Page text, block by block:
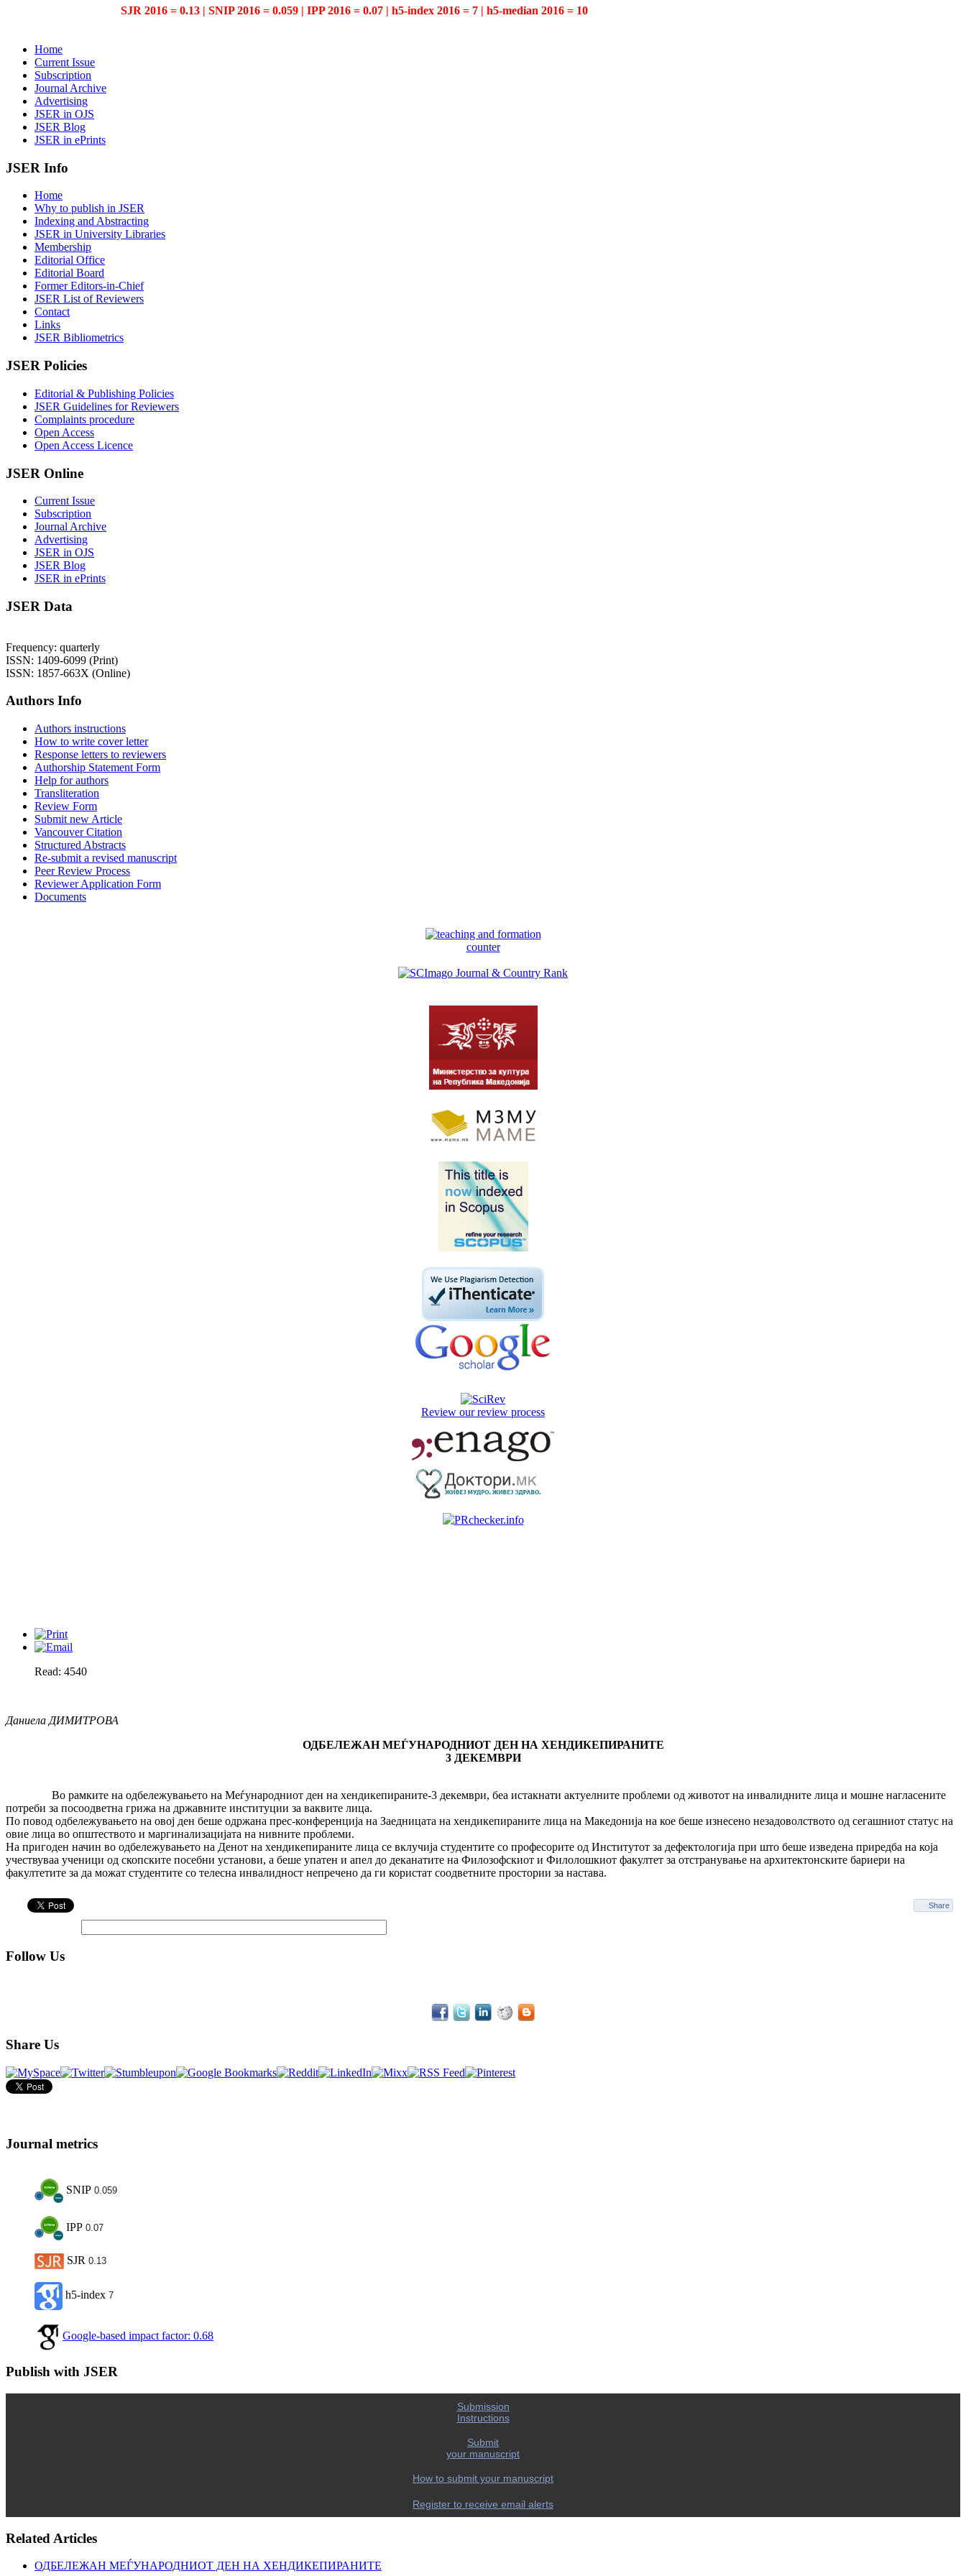
SJR 2016 = 0.13 | SNIP 2016 = 0.059 | IPP 2016 = 0.07 | h5-index 2016 = 7 | h5-median 2016 = 10
Home
Current Issue
Subscription
Journal Archive
Advertising
JSER in OJS
JSER Blog
JSER in ePrints
JSER Info
Home
Why to publish in JSER
Indexing and Abstracting
JSER in University Libraries
Membership
Editorial Office
Editorial Board
Former Editors-in-Chief
JSER List of Reviewers
Contact
Links
JSER Bibliometrics
JSER Policies
Editorial & Publishing Policies
JSER Guidelines for Reviewers
Complaints procedure
Open Access
Open Access Licence
JSER Online
Current Issue
Subscription
Journal Archive
Advertising
JSER in OJS
JSER Blog
JSER in ePrints
JSER Data
Frequency: quarterly
ISSN: 1409-6099 (Print)
ISSN: 1857-663X (Online)
Authors Info
Authors instructions
How to write cover letter
Response letters to reviewers
Authorship Statement Form
Help for authors
Transliteration
Review Form
Submit new Article
Vancouver Citation
Structured Abstracts
Re-submit a revised manuscript
Peer Review Process
Reviewer Application Form
Documents
counter
Review our review process
Read: 4540
Даниела ДИМИТРОВА
ОДБЕЛЕЖАН МЕЃУНАРОДНИОТ ДЕН НА ХЕНДИКЕПИРАНИТЕ
3 ДЕКЕМВРИ
Во рамките на одбележувањето на Меѓународниот ден на хендикепираните-3 декември, беа истакнати актуелните проблеми од животот на инвалидните лица и мошне нагласените
потреби за посоодветна грижа на државните институции за ваквите лица.
По повод одбележувањето на овој ден беше одржана прес-конференција на Заедницата на хендикепираните лица на Македонија на кое беше изнесено незадоволството од сегашниот статус на
овие лица во општеството и маргинализацијата на нивните проблеми.
На пригоден начин во одбележувањето на Денот на хендикепираните лица се вклучија студентите со професорите од Институтот за дефектологија при што беше изведена приредба на која
учествуваа ученици од скопските посебни установи, а беше упатен и апел до деканатите на Филозофскиот и Филолошкиот факултет за отстранување на архитектонските бариери на
факултетите за да можат студентите со телесна инвалидност непречено да ги користат соодветните простории за настава.
Share
Follow Us
Share Us
Journal metrics
SNIP 0.059
IPP 0.07
SJR 0.13
h5-index 7
Google-based impact factor: 0.68
Publish with JSER
Submission
Instructions
Submit
your manuscript
How to submit your manuscript
Register to receive email alerts
Related Articles
ОДБЕЛЕЖАН МЕЃУНАРОДНИОТ ДЕН НА ХЕНДИКЕПИРАНИТЕ